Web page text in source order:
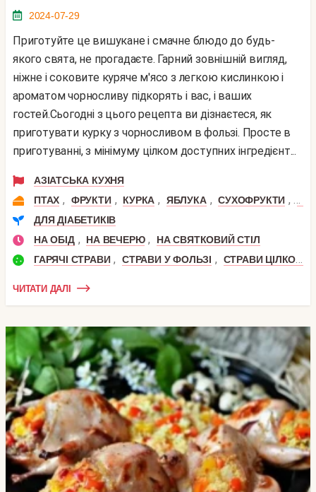
2024-07-29
Приготуйте це вишукане і смачне блюдо до будь-
якого свята, не прогадаєте. Гарний зовнішній вигляд,
ніжне і соковите куряче м'ясо з легкою кислинкою і
ароматом чорносливу підкорять і вас, і ваших
гостей.Сьогодні з цього рецепта ви дізнаєтеся, як
приготувати курку з чорносливом в фользі. Просте в
приготуванні, з мінімуму цілком доступних інгредієнт...
АЗІАТСЬКА КУХНЯ
ПТАХ , ФРУКТИ , КУРКА , ЯБЛУКА , СУХОФРУКТИ ,
ДЛЯ ДІАБЕТИКІВ
НА ОБІД , НА ВЕЧЕРЮ ,
НА СВЯТКОВИЙ СТІЛ
ГАРЯЧІ СТРАВИ , СТРАВИ У ФОЛЬЗІ , СТРАВИ ЦІЛКОМ
ЧИТАТИ ДАЛІ